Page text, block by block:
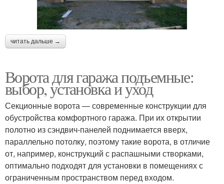
читать дальше →
Ворота для гаража подъемные:
выбор, установка и уход
Секционные ворота — современные конструкции для
обустройства комфортного гаража. При их открытии
полотно из сэндвич-панелей поднимается вверх,
параллельно потолку, поэтому такие ворота, в отличие
от, например, конструкций с распашными створками,
оптимально подходят для установки в помещениях с
ограниченным пространством перед входом.